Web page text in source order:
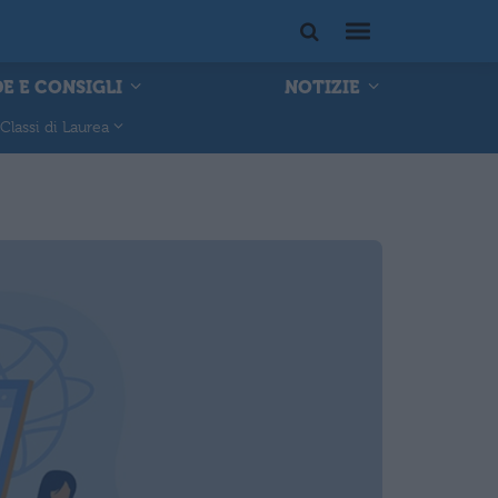
E CONSIGLI NOTIZIE
Classi di Laurea